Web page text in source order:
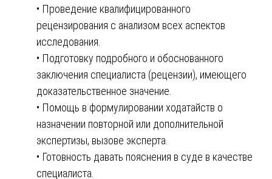
• Проведение квалифицированного
рецензирования с анализом всех аспектов
исследования.
• Подготовку подробного и обоснованного
заключения специалиста (рецензии), имеющего
доказательственное значение.
• Помощь в формулировании ходатайств о
назначении повторной или дополнительной
экспертизы, вызове эксперта.
• Готовность давать пояснения в суде в качестве
специалиста.